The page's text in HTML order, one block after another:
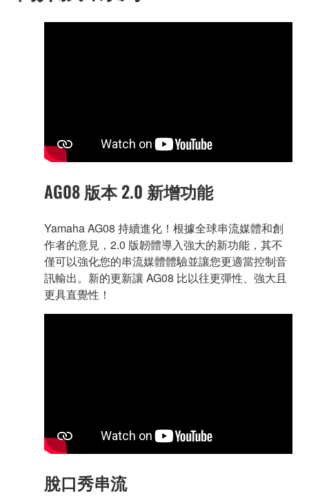
AG08 版本 2.0 新增功能
Yamaha AG08 持續進化！根據全球串流媒體和創
作者的意見，2.0 版韌體導入強大的新功能，其不
僅可以強化您的串流媒體體驗並讓您更適當控制音
訊輸出。新的更新讓 AG08 比以往更彈性、強大且
更具直覺性！
脫口秀串流